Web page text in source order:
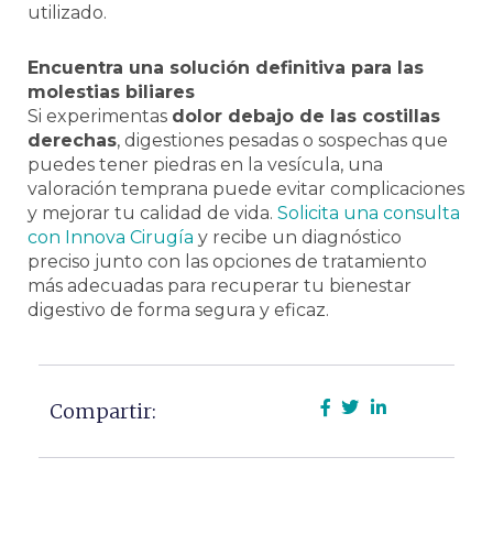
utilizado.
Encuentra una solución definitiva para las
molestias biliares
Si experimentas dolor debajo de las costillas
derechas, digestiones pesadas o sospechas que
puedes tener piedras en la vesícula, una
valoración temprana puede evitar complicaciones
y mejorar tu calidad de vida. Solicita una consulta
con Innova Cirugía y recibe un diagnóstico
preciso junto con las opciones de tratamiento
más adecuadas para recuperar tu bienestar
digestivo de forma segura y eficaz.
Compartir: